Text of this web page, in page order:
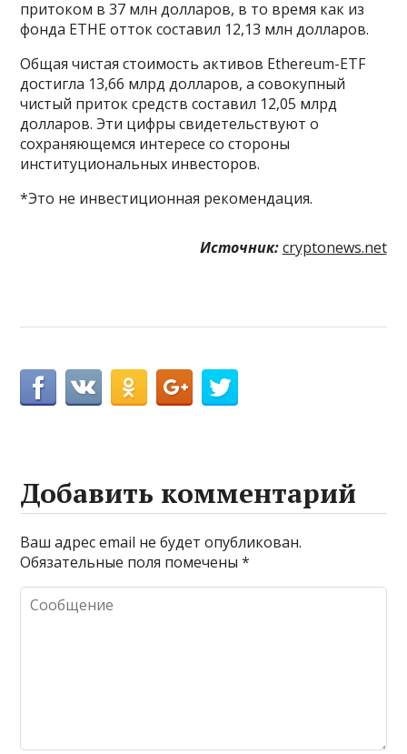
притоком в 37 млн долларов, в то время как из
фонда ETHE отток составил 12,13 млн долларов.
Общая чистая стоимость активов Ethereum-ETF
достигла 13,66 млрд долларов, а совокупный
чистый приток средств составил 12,05 млрд
долларов. Эти цифры свидетельствуют о
сохраняющемся интересе со стороны
институциональных инвесторов.
*Это не инвестиционная рекомендация.
Источник: cryptonews.net
Добавить комментарий
Ваш адрес email не будет опубликован.
Обязательные поля помечены*